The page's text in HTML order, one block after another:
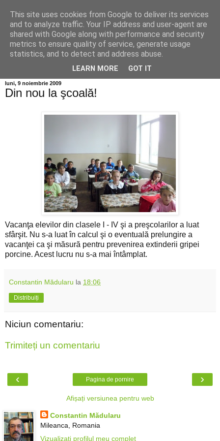
Info MILEANCA
BINE AȚI VENIT! *Jurnal online de informație și opinie;
Vineri 07 August, 2026
luni, 9 noiembrie 2009
Din nou la şcoală!
Vacanţa elevilor din clasele I - IV şi a preşcolarilor a luat
sfârşit. Nu s-a luat în calcul şi o eventuală prelungire a
vacanţei ca şi măsură pentru prevenirea extinderii gripei
porcine. Acest lucru nu s-a mai întâmplat.
Constantin Mădularu la 18:06
Distribuiți
Niciun comentariu:
Trimiteți un comentariu
‹ ›
Pagina de pornire
Afișați versiunea pentru web
Constantin Mădularu
Mileanca, Romania
Vizualizați profilul meu complet
This site uses cookies from Google to deliver its services
and to analyze traffic. Your IP address and user-agent are
shared with Google along with performance and security
metrics to ensure quality of service, generate usage
statistics, and to detect and address abuse.
LEARN MORE GOT IT